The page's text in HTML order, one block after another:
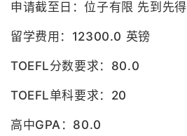
申请截至日：位子有限 先到先得
留学费用：12300.0 英镑
TOEFL分数要求：80.0
TOEFL单科要求：20
高中GPA：80.0